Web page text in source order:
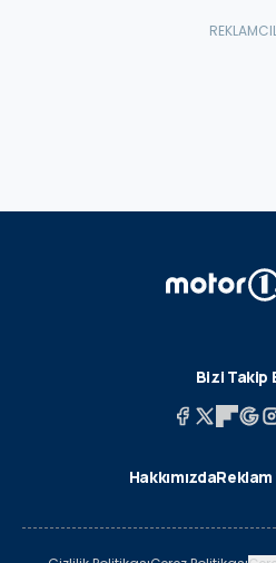
Bizi Takip
HakkımızdaReklam